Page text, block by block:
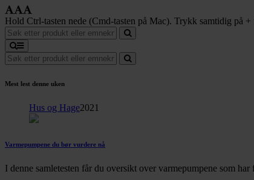
Hold Ctrl-tasten nede (Cmd-tasten på Mac). Trykk samtidig på
Mest lest denne uken
Hus og Hage2021
Varmepumpene du bør vurdere nå
I denne samletesten får du oversikt over varmepumpene som